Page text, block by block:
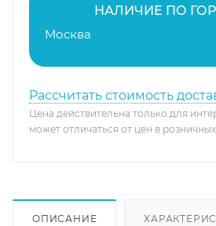
НАЛИЧИЕ ПО
Москва
Рассчитать стоимость
Цена действительна только для
может отличаться от цен в
ОПИСАНИЕ